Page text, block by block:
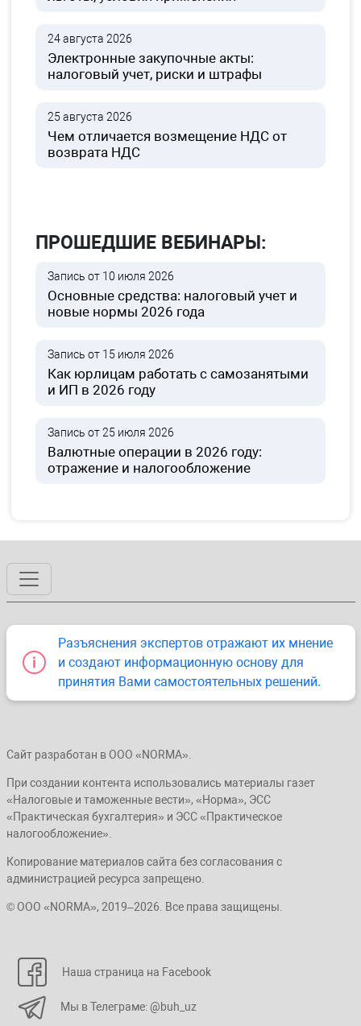
24 августа 2026
Электронные закупочные акты:
налоговый учет, риски и штрафы
25 августа 2026
Чем отличается возмещение НДС от
возврата НДС
ПРОШЕДШИЕ ВЕБИНАРЫ:
Запись от 10 июля 2026
Основные средства: налоговый учет и
новые нормы 2026 года
Запись от 15 июля 2026
Как юрлицам работать с самозанятыми
и ИП в 2026 году
Запись от 25 июля 2026
Валютные операции в 2026 году:
отражение и налогообложение
Разъяснения экспертов отражают их мнение
и создают информационную основу для
принятия Вами самостоятельных решений.
Сайт разработан в ООО «NORMA».
При создании контента использовались материалы газет
«Налоговые и таможенные вести», «Норма», ЭСС
«Практическая бухгалтерия» и ЭСС «Практическое
налогообложение».
Копирование материалов сайта без согласования с
администрацией ресурса запрещено.
© ООО «NORMA», 2019–2026. Все права защищены.
Наша страница на Facebook
Мы в Телеграме: @buh_uz